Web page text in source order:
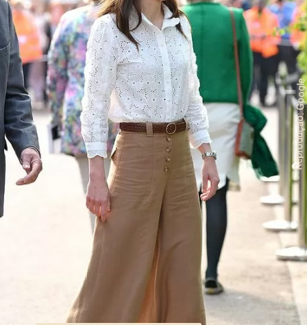
Reprodução: Google